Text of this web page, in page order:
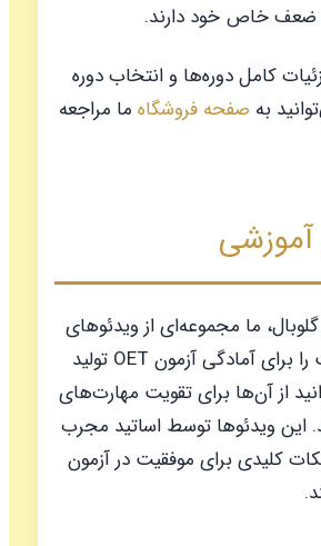
ضعف خاص خود دارند.
کامل دوره‌ها و انتخاب دوره
به صفحه فروشگاه ما مراجعه
ما مجموعه‌ای از ویدئوهای
آموزشی با کیفیت را برای آمادگی آزمون OET تولید
از آن‌ها برای تقویت مهارت‌های
این ویدئوها توسط اساتید مجرب
کلیدی برای موفقیت در آزمون